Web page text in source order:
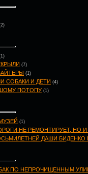
(7)
(1)
СОБАКИ И ДЕТИ (4)
ПОТОПУ (1)
(1)
НЕ РЕМОНТИРУЕТ, НО И
ДАШИ БИДЕНКО
ПО НЕПРОЧИЩЕННЫМ